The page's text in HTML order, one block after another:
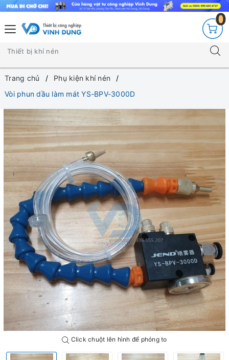
0
Trang chủ
Phụ kiện khí nén
Vòi phun dầu làm mát YS-BPV-3000D
Click chuột lên hình để phóng to